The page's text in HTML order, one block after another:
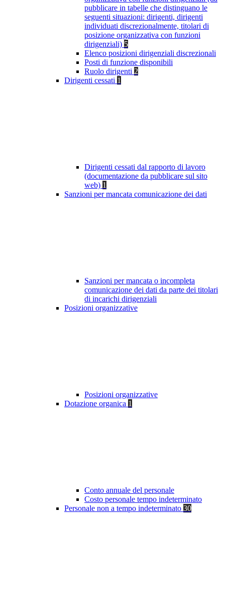
pubblicare in tabelle che distinguano le
seguenti situazioni: dirigenti, dirigenti
individuati discrezionalmente, titolari di
posizione organizzativa con funzioni
dirigenziali) 5
Elenco posizioni dirigenziali discrezionali
Posti di funzione disponibili
Ruolo dirigenti 2
Dirigenti cessati 1
Dirigenti cessati dal rapporto di lavoro
(documentazione da pubblicare sul sito
web) 1
Sanzioni per mancata comunicazione dei dati
Sanzioni per mancata o incompleta
comunicazione dei dati da parte dei titolari
di incarichi dirigenziali
Posizioni organizzative
Posizioni organizzative
Dotazione organica 1
Conto annuale del personale
Costo personale tempo indeterminato
Personale non a tempo indeterminato 30